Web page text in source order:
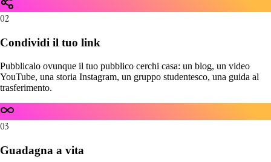
02
Condividi il tuo link
Pubblicalo ovunque il tuo pubblico cerchi casa: un blog, un video
YouTube, una storia Instagram, un gruppo studentesco, una guida al
trasferimento.
03
Guadagna a vita